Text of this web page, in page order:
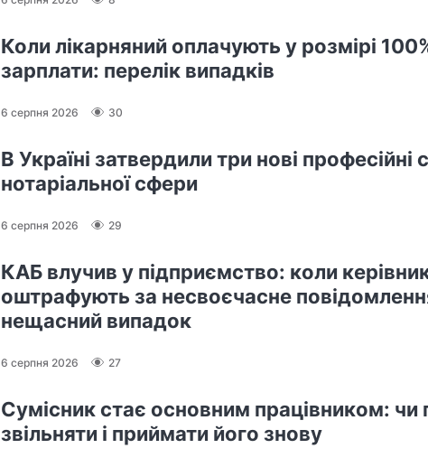
Коли лікарняний оплачують у розмірі
зарплати: перелік випадків
6 серпня 2026 30
В Україні затвердили три нові професійні
нотаріальної сфери
6 серпня 2026 29
КАБ влучив у підприємство: коли
оштрафують за несвоєчасне
нещасний випадок
6 серпня 2026 27
Сумісник стає основним працівником: чи
звільняти і приймати його знову